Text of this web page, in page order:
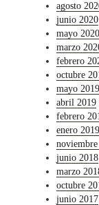
agosto
junio 2020
mayo 2020
marzo
febrero
octubre
mayo 2019
abril 2019
febrero
enero 2019
junio 2018
marzo
octubre
junio 2017